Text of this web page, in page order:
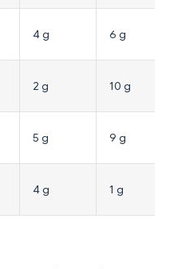
4 g 6 g
2 g 10 g
5 g 9 g
4 g 1 g